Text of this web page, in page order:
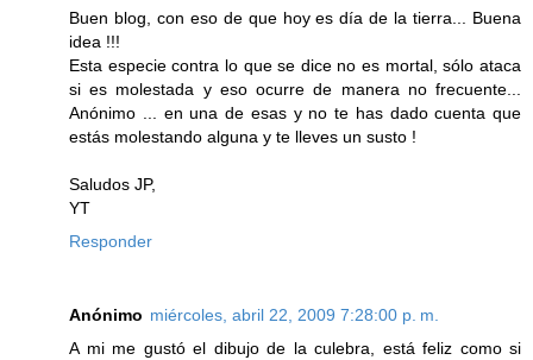
Buen blog, con eso de que hoy es día de la tierra... Buena
idea !!!
Esta especie contra lo que se dice no es mortal, sólo ataca
si es molestada y eso ocurre de manera no frecuente...
Anónimo ... en una de esas y no te has dado cuenta que
estás molestando alguna y te lleves un susto !
Saludos JP,
YT
Responder
Anónimo miércoles, abril 22, 2009 7:28:00 p. m.
A mi me gustó el dibujo de la culebra, está feliz como si